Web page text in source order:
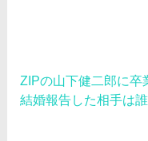
ZIPの山下健二郎に卒
結婚報告した相手は誰